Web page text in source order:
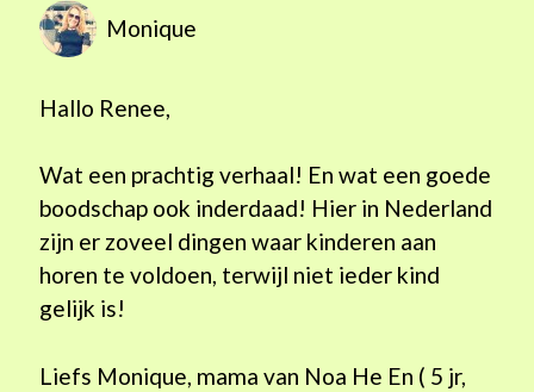
Monique
Hallo Renee,
Wat een prachtig verhaal! En wat een goede
boodschap ook inderdaad! Hier in Nederland
zijn er zoveel dingen waar kinderen aan
horen te voldoen, terwijl niet ieder kind
gelijk is!
Liefs Monique, mama van Noa He En ( 5 jr,